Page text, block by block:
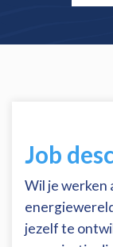
Job
Wil je werken
jezelf te